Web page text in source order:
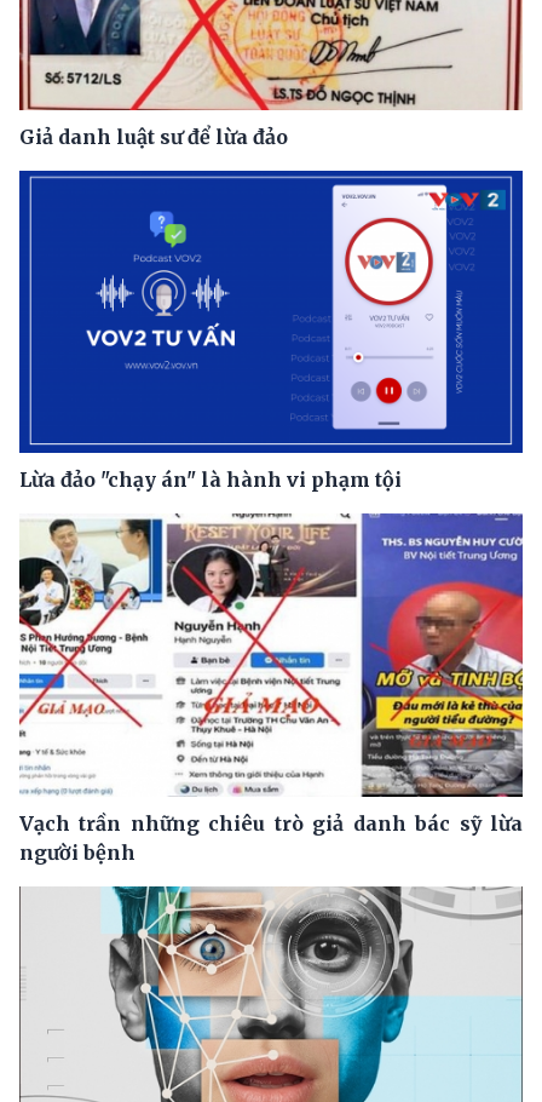
Giả danh luật sư để lừa đảo
Lừa đảo "chạy án" là hành vi phạm tội
Vạch trần những chiêu trò giả danh bác sỹ lừa
người bệnh